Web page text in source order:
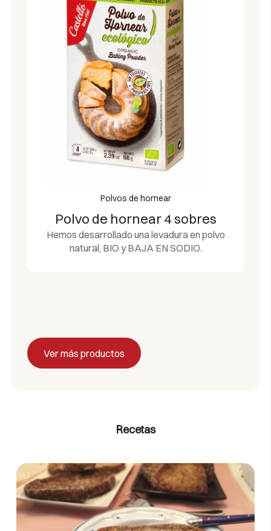
Polvos de hornear
Polvo de hornear 4 sobres
Hemos desarrollado una levadura en polvo
natural, BIO y BAJA EN SODIO.
Ver más productos
Recetas